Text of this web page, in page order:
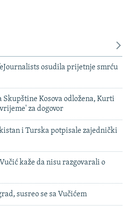
osudila prijetnje smrću
Kosova odložena, Kurti
za dogovor
i Turska potpisale zajednički
kaže da nisu razgovarali o
susreo se sa Vučićem